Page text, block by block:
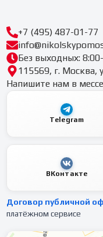
+7 (495) 487-01-77
Без выходных:
115569, г. Москва,
Напишите нам в
Telegram
ВКонтакте
Договор публичной
платёжном сервисе